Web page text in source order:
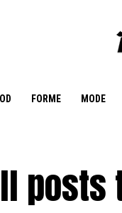
FORME MODE
posts